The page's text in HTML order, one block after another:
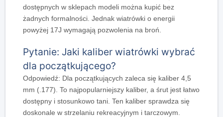
dostępnych w sklepach modeli można kupić bez
żadnych formalności. Jednak wiatrówki o energii
powyżej 17J wymagają pozwolenia na broń.
Pytanie: Jaki kaliber wiatrówki wybrać
dla początkującego?
Odpowiedź: Dla początkujących zaleca się kaliber 4,5
mm (.177). To najpopularniejszy kaliber, a śrut jest łatwo
dostępny i stosunkowo tani. Ten kaliber sprawdza się
doskonale w strzelaniu rekreacyjnym i tarczowym.